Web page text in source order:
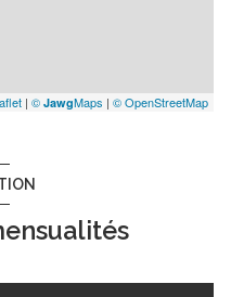
| © JawgMaps | © OpenStreetMap